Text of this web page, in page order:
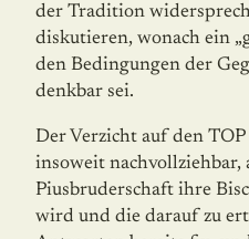
der Tradition
diskutieren, wonach ein
den Bedingungen der
denkbar sei.
Der Verzicht auf den
insoweit nachvollziehbar,
Piusbruderschaft ihre
wird und die darauf zu